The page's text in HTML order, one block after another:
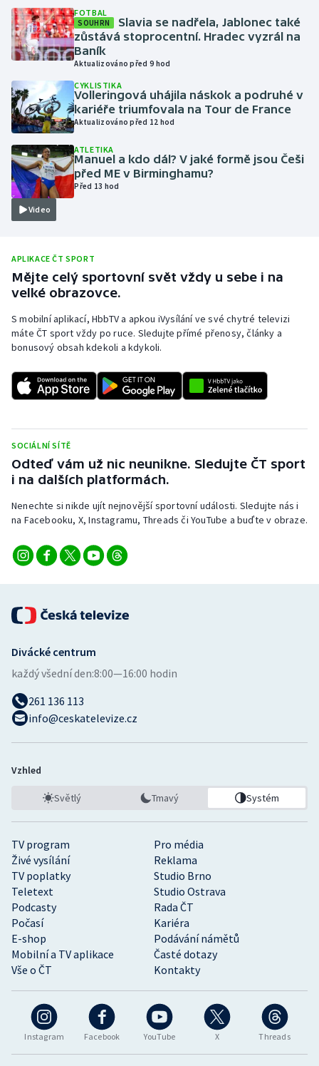
Krasobruslení
Lezení
Lyže a snowboard
Moderní pětiboj
Motorsport
Olympijské hry
Plavání
Plážový volejbal
Ragby
Rychlobruslení
Rychlostní kanoistika
Short track
Sportovní střelba
Stolní tenis
Vodní slalom
Ostatní
FOTBAL
SOUHRN
Slavia se nadřela, Jablonec také
zůstává stoprocentní. Hradec vyzrál na
Baník
Aktualizováno před 9 hod
CYKLISTIKA
Volleringová uhájila náskok a podruhé v
kariéře triumfovala na Tour de France
Aktualizováno před 12 hod
Video
ATLETIKA
Manuel a kdo dál? V jaké formě jsou Češi
před ME v Birminghamu?
Před 13 hod
APLIKACE ČT SPORT
Mějte celý sportovní svět vždy u sebe i na
velké obrazovce.
S mobilní aplikací, HbbTV a apkou iVysílání ve své chytré televizi
máte ČT sport vždy po ruce. Sledujte přímé přenosy, články a
bonusový obsah kdekoli a kdykoli.
SOCIÁLNÍ SÍTĚ
Odteď vám už nic neunikne. Sledujte ČT sport
i na dalších platformách.
Nenechte si nikde ujít nejnovější sportovní události. Sledujte nás i
na Facebooku, X, Instagramu, Threads či YouTube a buďte v obraze.
Instagram Facebook YouTube X Threads
TV program
Pro média
Živé vysílání
Reklama
TV poplatky
Studio Brno
Teletext
Studio Ostrava
Podcasty
Rada ČT
Počasí
Kariéra
E-shop
Podávání námětů
Mobilní a TV aplikace
Časté dotazy
Vše o ČT
Kontakty
Divácké centrum
každý všední den:8:00—16:00 hodin
261 136 113
info@ceskatelevize.cz
Vzhled
Světlý Tmavý Systém